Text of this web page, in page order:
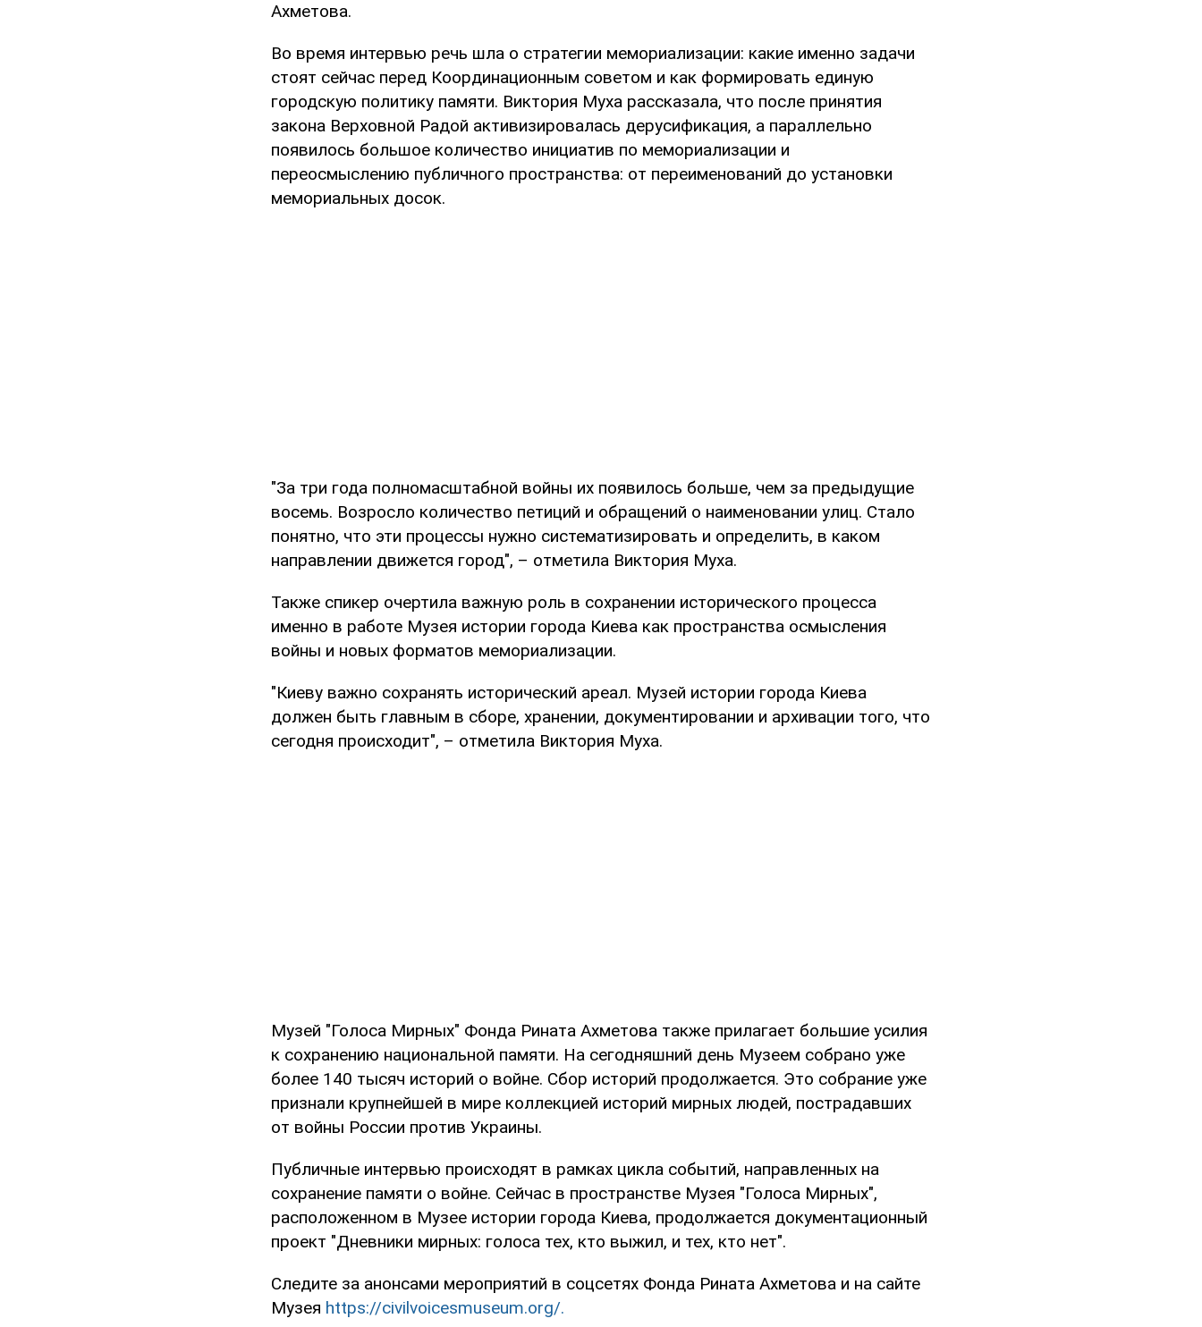
Ахметова.
Во время интервью речь шла о стратегии мемориализации: какие именно задачи
стоят сейчас перед Координационным советом и как формировать единую
городскую политику памяти. Виктория Муха рассказала, что после принятия
закона Верховной Радой активизировалась дерусификация, а параллельно
появилось большое количество инициатив по мемориализации и
переосмыслению публичного пространства: от переименований до установки
мемориальных досок.
"За три года полномасштабной войны их появилось больше, чем за предыдущие
восемь. Возросло количество петиций и обращений о наименовании улиц. Стало
понятно, что эти процессы нужно систематизировать и определить, в каком
направлении движется город", – отметила Виктория Муха.
Также спикер очертила важную роль в сохранении исторического процесса
именно в работе Музея истории города Киева как пространства осмысления
войны и новых форматов мемориализации.
"Киеву важно сохранять исторический ареал. Музей истории города Киева
должен быть главным в сборе, хранении, документировании и архивации того, что
сегодня происходит", – отметила Виктория Муха.
Музей "Голоса Мирных" Фонда Рината Ахметова также прилагает большие усилия
к сохранению национальной памяти. На сегодняшний день Музеем собрано уже
более 140 тысяч историй о войне. Сбор историй продолжается. Это собрание уже
признали крупнейшей в мире коллекцией историй мирных людей, пострадавших
от войны России против Украины.
Публичные интервью происходят в рамках цикла событий, направленных на
сохранение памяти о войне. Сейчас в пространстве Музея "Голоса Мирных",
расположенном в Музее истории города Киева, продолжается документационный
проект "Дневники мирных: голоса тех, кто выжил, и тех, кто нет".
Следите за анонсами мероприятий в соцсетях Фонда Рината Ахметова и на сайте
Музея https://civilvoicesmuseum.org/.